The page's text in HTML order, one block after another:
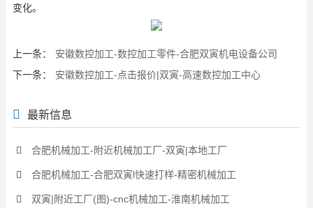
变化。
上一条：
安徽数控加工-数控加工零件-合肥双寅机电设备公司
下一条：
安徽数控加工-点击报价|双寅-高速数控加工中心
最新信息
合肥机械加工-附近机械加工厂-双寅|本地工厂
合肥机械加工-合肥双寅l快速打样-精密机械加工
双寅|附近工厂(图)-cnc机械加工-淮南机械加工